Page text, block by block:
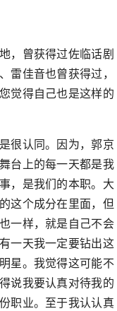
，曾获得过佐临话剧
雷佳音也曾获得过，
觉得自己也是这样的
很认同。因为，郭京
台上的每一天都是我
，是我们的本职。大
这个成分在里面，但
一样，就是自己不会
一天我一定要钻出这
星。我觉得这可能不
说我要认真对待我的
职业。至于我认认真